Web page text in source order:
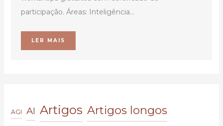
participação. Áreas: Inteligência...
LER MAIS
AGI AI Artigos Artigos longos